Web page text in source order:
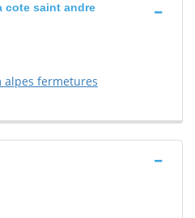
cote saint andre
alpes fermetures